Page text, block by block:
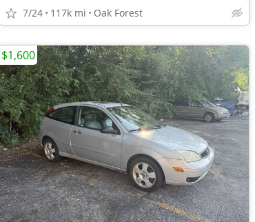
7/24 117k mi Oak Forest
$1,600